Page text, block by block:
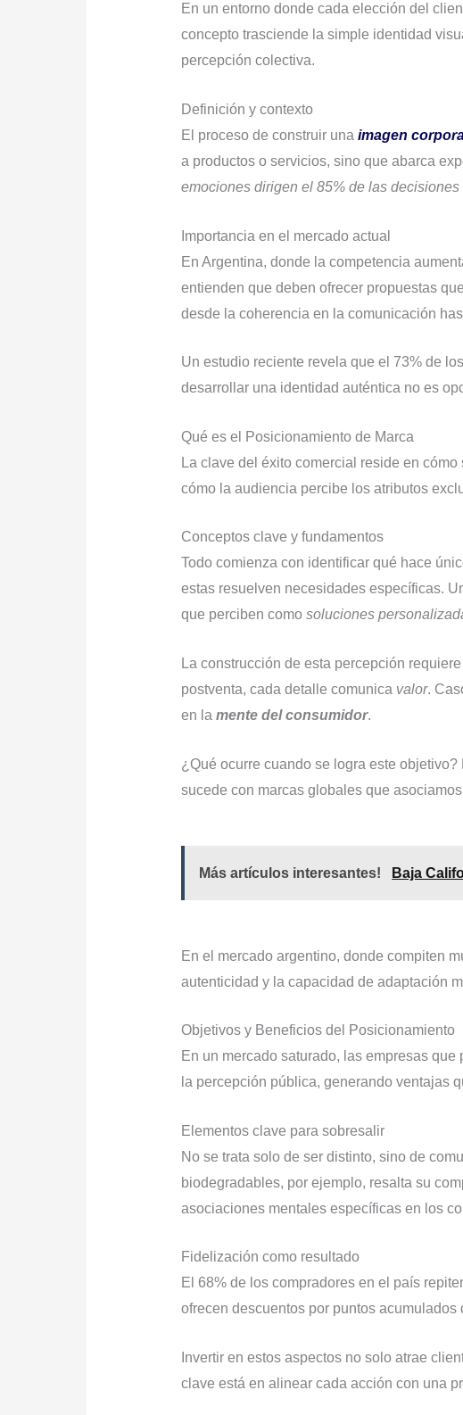
En un entorno donde cada elección del
concepto trasciende la simple identidad
percepción colectiva.
Definición y contexto
El proceso de construir unaimagen
a productos o servicios, sino que abarca
emociones dirigen el 85% de las decisiones
Importancia en el mercado actual
En Argentina, donde la competencia
entienden que deben ofrecer propuestas
desde la coherencia en la comunicación
Un estudio reciente revela que el 73% de
desarrollar una identidad auténtica no es
Qué es el Posicionamiento de Marca
La clave del éxito comercial reside en
cómo la audiencia percibe los atributos
Conceptos clave y fundamentos
Todo comienza con identificar qué hace
estas resuelven necesidades específicas.
que perciben comosoluciones
La construcción de esta percepción
postventa, cada detalle comunica valor.
en lamente del consumidor.
¿Qué ocurre cuando se logra este
sucede con marcas globales que
Más artículos interesantes! Baja
En el mercado argentino, donde compiten
autenticidad y la capacidad de adaptación
Objetivos y Beneficios del Posicionamiento
En un mercado saturado, las empresas
la percepción pública, generando ventajas
Elementos clave para sobresalir
No se trata solo de ser distinto, sino de
biodegradables, por ejemplo, resalta su
asociaciones mentales específicas en los
Fidelización como resultado
El 68% de los compradores en el país
ofrecen descuentos por puntos
Invertir en estos aspectos no solo atrae
clave está en alinear cada acción con una